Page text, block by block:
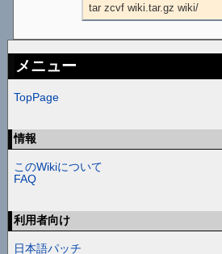
tar zcvf wiki.tar.gz wiki/
メニュー
TopPage
情報
このWikiについて
FAQ
利用者向け
日本語パッチ